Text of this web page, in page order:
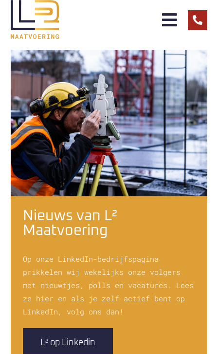
Nieuws van L²
Maatvoering
Op onze LinkedIn-bedrijfspagina
prikkelen wij wekelijks onze volgers
met nieuwtjes, polls en vacatures. Lees
ze hier en als je zelf actief bent op
LinkedIn, volg ons dan!
L² op Linkedin